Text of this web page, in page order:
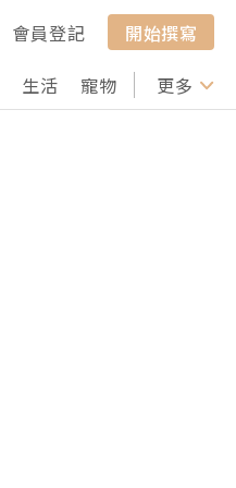
會員登記
開始撰寫
生活 寵物 行山 打卡
更多